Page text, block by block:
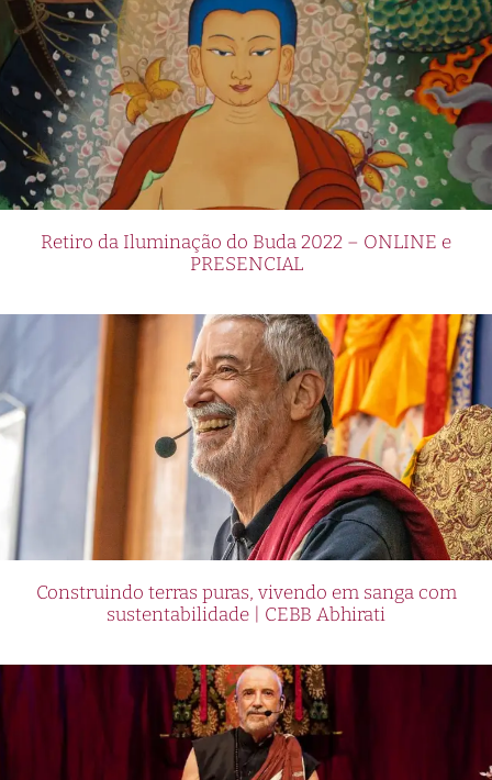
Retiro da Iluminação do Buda 2022 – ONLINE e
PRESENCIAL
Construindo terras puras, vivendo em sanga com
sustentabilidade | CEBB Abhirati